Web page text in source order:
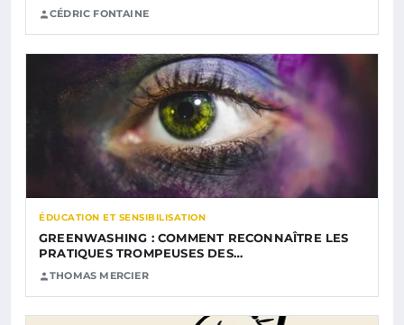
CÉDRIC FONTAINE
ÉDUCATION ET SENSIBILISATION
GREENWASHING : COMMENT RECONNAÎTRE LES
PRATIQUES TROMPEUSES DES…
THOMAS MERCIER